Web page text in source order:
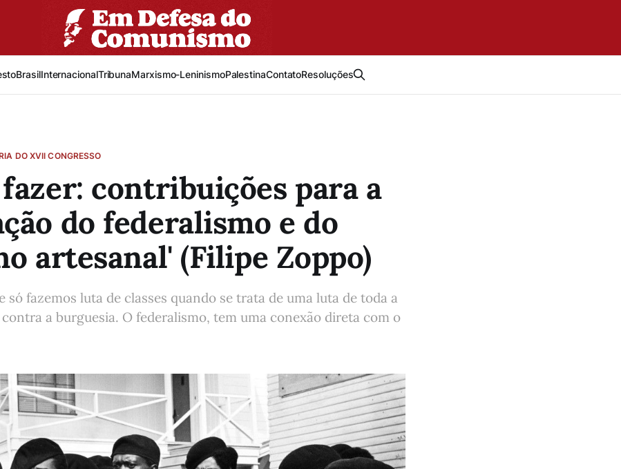
BrasilInternacionalTribunaMarxismo-LeninismoPalestinaContatoResoluções
DO XVII CONGRESSO
contribuições para a
do federalismo e do
artesanal' (Filipe Zoppo)
só fazemos luta de classes quando se trata de uma luta de toda a
a burguesia. O federalismo, tem uma conexão direta com o